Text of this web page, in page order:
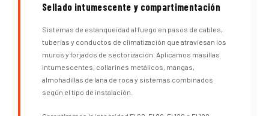
Sellado intumescente y compartimentación
Sistemas de estanqueidad al fuego en pasos de cables,
tuberías y conductos de climatización que atraviesan los
muros y forjados de sectorización. Aplicamos masillas
intumescentes, collarines metálicos, mangas,
almohadillas de lana de roca y sistemas combinados
según el tipo de instalación.